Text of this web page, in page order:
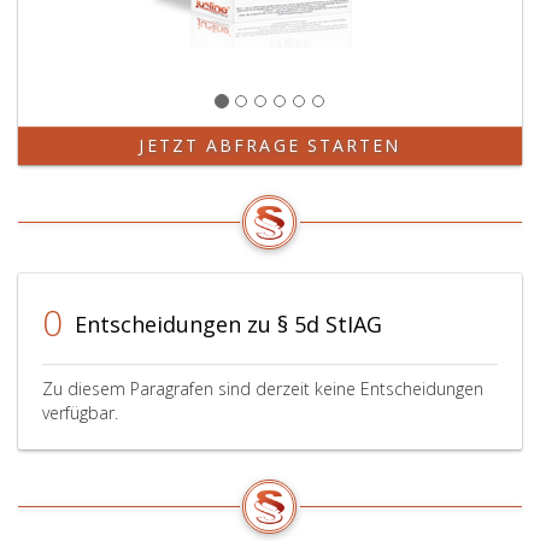
JETZT ABFRAGE STARTEN
0 Entscheidungen zu § 5d StIAG
Zu diesem Paragrafen sind derzeit keine Entscheidungen
verfügbar.